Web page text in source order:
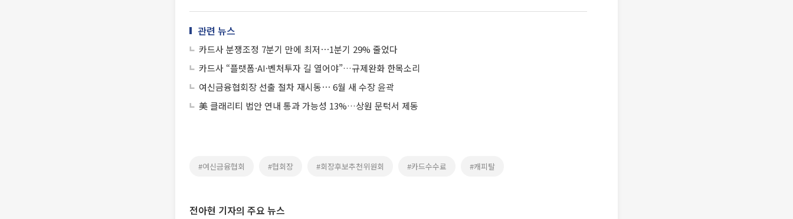
관련 뉴스
카드사 분쟁조정 7분기 만에 최저⋯1분기 29% 줄었다
카드사 “플랫폼·AI·벤처투자 길 열어야”…규제완화 한목소리
여신금융협회장 선출 절차 재시동⋯ 6월 새 수장 윤곽
美 클래리티 법안 연내 통과 가능성 13%…상원 문턱서 제동
#여신금융협회 #협회장 #회장후보추천위원회 #카드수수료 #캐피탈
전아현 기자의 주요 뉴스